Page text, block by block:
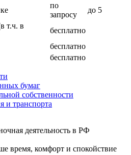
по
запросу
до 5
т.ч. в
бесплатно
бесплатно
бесплатно
бумаг
собственности
и транспорта
деятельность в РФ
время, комфорт и спокойствие